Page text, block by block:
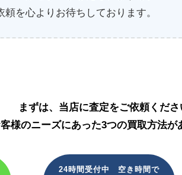
を心よりお待ちしております。
まずは、当店に査定をご依頼くださ
様のニーズにあった3つの買取方法が
24時間受付中 空き時間で